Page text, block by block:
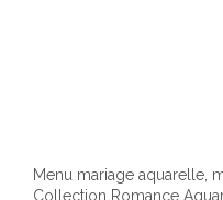
Menu mariage aquarelle,
Collection Romance